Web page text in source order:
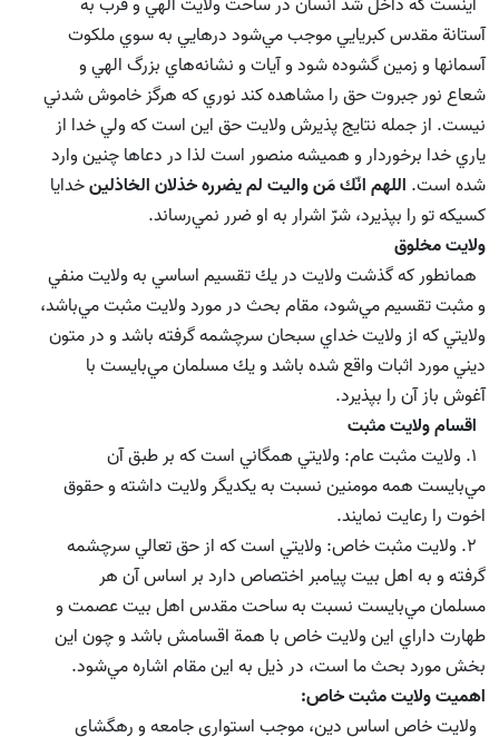
آستانة‌ مقدس كبريايي موجب مي‌شود درهايي به سوي ملكوت
آسمانها و زمين گشوده شود و آيات و نشانه‌هاي بزرگ الهي و
شعاع نور جبروت حق را مشاهده كند نوري كه هرگز خاموش شدني
نيست. از جمله نتايج پذيرش ولايت حق اين است كه ولي خدا از
ياري خدا برخوردار و هميشه منصور است لذا در دعاها چنين وارد
شده است. اللهم انّك مَن واليت لم يضرره خذلان الخاذلينخدايا
كسيكه تو را بپذيرد، شرّ اشرار به او ضرر نمي‌رساند.
ولايت مخلوق
همانطور كه گذشت ولايت در يك تقسيم اساسي به ولايت منفي
و مثبت تقسيم مي‌شود،‌ مقام بحث در مورد ولايت مثبت مي‌باشد،
ولايتي كه از ولايت خداي سبحان سرچشمه گرفته باشد و در متون
ديني مورد اثبات واقع شده باشد و يك مسلمان مي‌بايست با
آغوش باز آن را بپذيرد.
اقسام ولايت مثبت
1. ولايت مثبت عام: ولايتي همگاني است كه بر طبق آن
مي‌بايست همه مومنين نسبت به يكديگر ولايت داشته و حقوق
اخوت را رعايت نمايند.
2. ولايت مثبت خاص: ولايتي است كه از حق تعالي سرچشمه
گرفته و به اهل بيت پيامبر اختصاص دارد بر اساس آن هر
مسلمان مي‌بايست نسبت به ساحت مقدس اهل بيت عصمت و
طهارت داراي اين ولايت خاص با همة اقسامش باشد و چون اين
بخش مورد بحث ما است،‌ در ذيل به اين مقام اشاره مي‌شود.
اهميت ولايت مثبت خاص:
ولايت خاص اساس دين، موجب استواري جامعه و رهگشاي